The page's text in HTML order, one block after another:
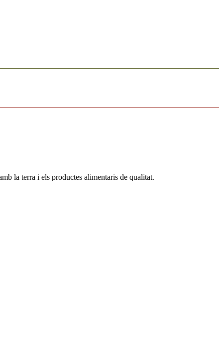
la terra i els productes alimentaris de qualitat.